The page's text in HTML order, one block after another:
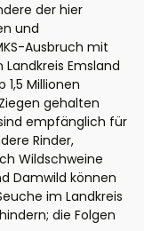
der hier
und
Ausbruch mit
Emsland
Millionen
gehalten
empfänglich für
Rinder,
Wildschweine
Damwild können
im Landkreis
die Folgen